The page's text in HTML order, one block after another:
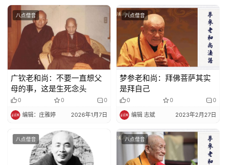
八点僧音
广钦老和尚：不要一直想父
母的事，这是生死念头
0 0 0
编辑：庄雅婷 2026年1月7日
八点僧音
梦参老和尚：拜佛菩萨其实
是拜自己
0 0 0
编辑 志斌 2023年2月27日
八点僧音 八点僧音